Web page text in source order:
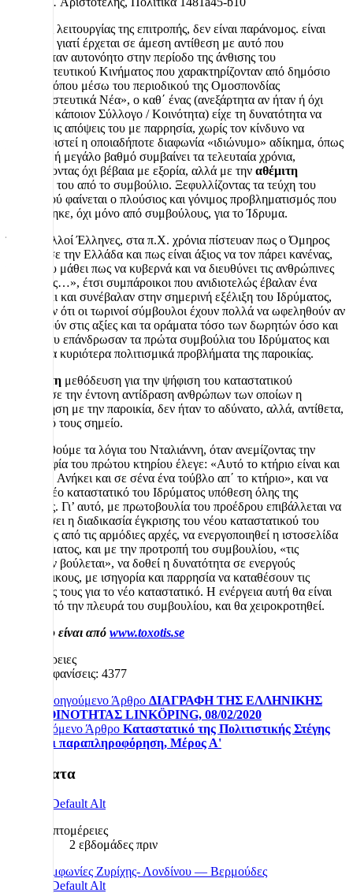
Ο τρόπος λειτουργίας της επιτροπής, δεν είναι παράνομος. είναι
γιατί έρχεται σε άμεση αντίθεση με αυτό που
θεωρούνταν αυτονόητο στην περίοδο της άνθισης του
Μεταναστευτικού Κινήματος που χαρακτηρίζονταν από δημόσιο
διάλογο, όπου μέσω του περιοδικού της Ομοσπονδίας
«Μεταναστευτικά Νέα», ο καθ΄ ένας (ανεξάρτητα αν ήταν ή όχι
μέλος σε κάποιον Σύλλογο / Κοινότητα) είχε τη δυνατότητα να
εκθέσει τις απόψεις του με παρρησία, χωρίς τον κίνδυνο να
χαρακτηριστεί η οποιαδήποτε διαφωνία «ιδιώνυμο» αδίκημα, όπως
σε μικρό ή μεγάλο βαθμό συμβαίνει τα τελευταία χρόνια,
κινδυνεύοντας όχι βέβαια με εξορία, αλλά με την αθέμιτη
διαγραφή του από το συμβούλιο. Ξεφυλλίζοντας τα τεύχη του
περιοδικού φαίνεται ο πλούσιος και γόνιμος προβληματισμός που
αναπτύχτηκε, όχι μόνο από συμβούλους, για το Ίδρυμα.
Όπως πολλοί Έλληνες, στα π.Χ. χρόνια πίστευαν πως ο Όμηρος
«μόρφωσε την Ελλάδα και πως είναι άξιος να τον πάρει κανένας,
για να του μάθει πως να κυβερνά και να διευθύνει τις ανθρώπινες
υποθέσεις…», έτσι συμπάροικοι που ανιδιοτελώς έβαλαν ένα
πετραδάκι και συνέβαλαν στην σημερινή εξέλιξη του Ιδρύματος,
πιστεύουν ότι οι τωρινοί σύμβουλοι έχουν πολλά να ωφεληθούν αν
στοχαστούν στις αξίες και τα οράματα τόσο των δωρητών όσο και
αυτών που επάνδρωσαν τα πρώτα συμβούλια του Ιδρύματος και
έθεσαν τα κυριότερα πολιτισμικά προβλήματα της παροικίας.
αθέμιτη μεθόδευση για την ψήφιση του καταστατικού
προκάλεσε την έντονη αντίδραση ανθρώπων των οποίων η
ενασχόληση με την παροικία, δεν ήταν το αδύνατο, αλλά, αντίθετα,
το δυνατό τους σημείο.
Ας θυμηθούμε τα λόγια του Νταλιάννη, όταν ανεμίζοντας την
φωτογραφία του πρώτου κτηρίου έλεγε: «Αυτό το κτήριο είναι και
δικό σου. Ανήκει και σε σένα ένα τούβλο απ΄ το κτήριο», και να
γίνει το νέο καταστατικό του Ιδρύματος υπόθεση όλης της
παροικίας. Γι’ αυτό, με πρωτοβουλία του προέδρου επιβάλλεται να
σταματήσει η διαδικασία έγκρισης του νέου καταστατικού του
Ιδρύματος από τις αρμόδιες αρχές, να ενεργοποιηθεί η ιστοσελίδα
του Ιδρύματος, και με την προτροπή του συμβουλίου, «τις
αγορεύειν βούλεται», να δοθεί η δυνατότητα σε ενεργούς
συμπάροικους, με ισηγορία και παρρησία να καταθέσουν τις
προτάσεις τους για το νέο καταστατικό. Η ενέργεια αυτή θα είναι
από την πλευρά του συμβουλίου, και θα χειροκροτηθεί.
Το άρθρο είναι από www.toxotis.se
Λεπτομέρειες
Εμφανίσεις: 4377
Προηγούμενο Άρθρο ΔΙΑΓΡΑΦΗ ΤΗΣ ΕΛΛΗΝΙΚΗΣ
ΚΟΙΝΟΤΗΤΑΣ LINKÖPING, 08/02/2020
Επόμενο Άρθρο Καταστατικό της Πολιτιστικής Στέγης
και παραπληροφόρηση, Μέρος Α'
Πρόσφατα
Λεπτομέρειες
2 εβδομάδες πριν
Συμφωνίες Ζυρίχης- Λονδίνου — Βερμούδες